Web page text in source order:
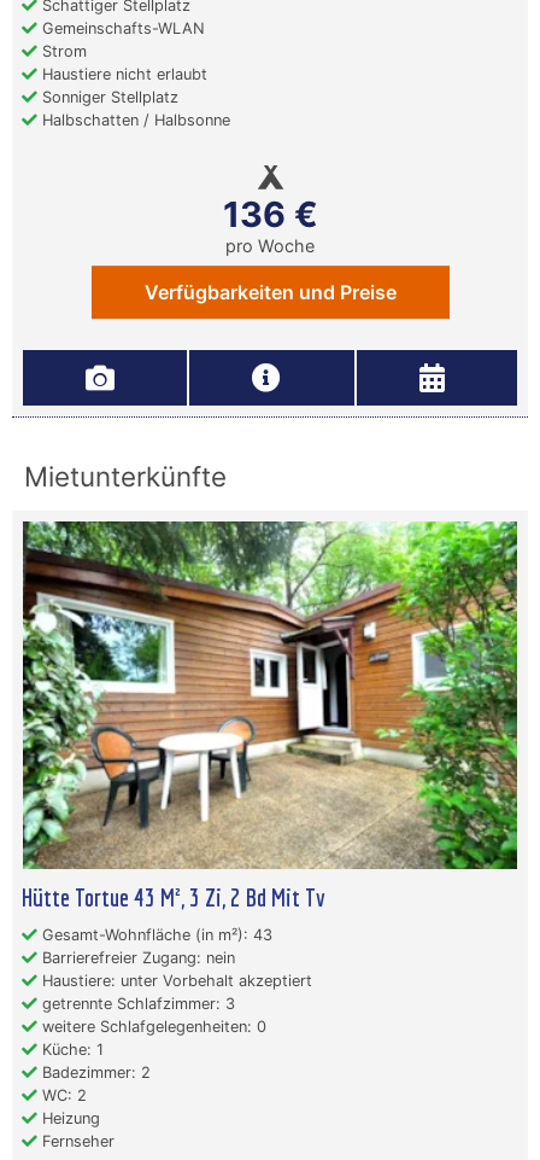
Schattiger Stellplatz
Gemeinschafts-WLAN
Strom
Haustiere nicht erlaubt
Sonniger Stellplatz
Halbschatten / Halbsonne
136 €
pro Woche
Verfügbarkeiten und Preise
Mietunterkünfte
Hütte Tortue 43 M², 3 Zi, 2 Bd Mit Tv
Gesamt-Wohnfläche (in m²): 43
Barrierefreier Zugang: nein
Haustiere: unter Vorbehalt akzeptiert
getrennte Schlafzimmer: 3
weitere Schlafgelegenheiten: 0
Küche: 1
Badezimmer: 2
WC: 2
Heizung
Fernseher